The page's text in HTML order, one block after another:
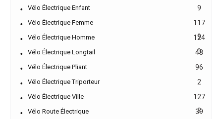
Vélo Électrique Enfant 9
Vélo Électrique Femme
117
9
Vélo Électrique Homme
124
0
Vélo Électrique Longtail 48
Vélo Électrique Pliant 96
Vélo Électrique Triporteur 2
Vélo Électrique Ville
127
2
Vélo Route Électrique 39